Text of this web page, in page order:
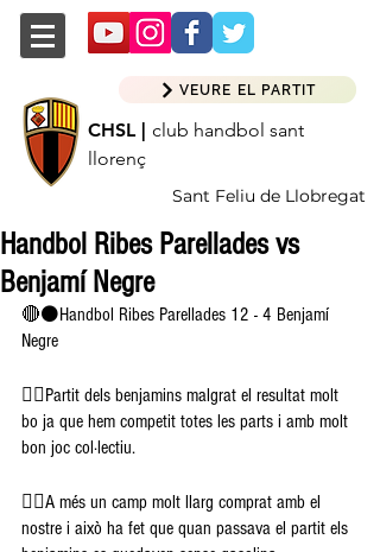
CHSL | club handbol sant
llorenç
Sant Feliu de Llobregat
VEURE EL PARTIT
Handbol Ribes Parellades vs
Benjamí Negre
🔴⚫️Handbol Ribes Parellades 12 - 4 Benjamí
Negre
👉🏽Partit dels benjamins malgrat el resultat molt
bo ja que hem competit totes les parts i amb molt
bon joc col·lectiu.
👉🏽A més un camp molt llarg comprat amb el
nostre i això ha fet que quan passava el partit els